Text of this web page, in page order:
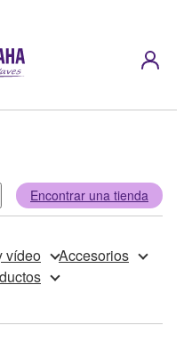
Encontrar una tienda
vídeo
Accesorios